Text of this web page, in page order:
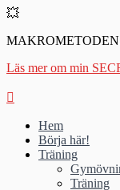
💥
Läs mer om min
Hem
Börja här!
Träning
Träning